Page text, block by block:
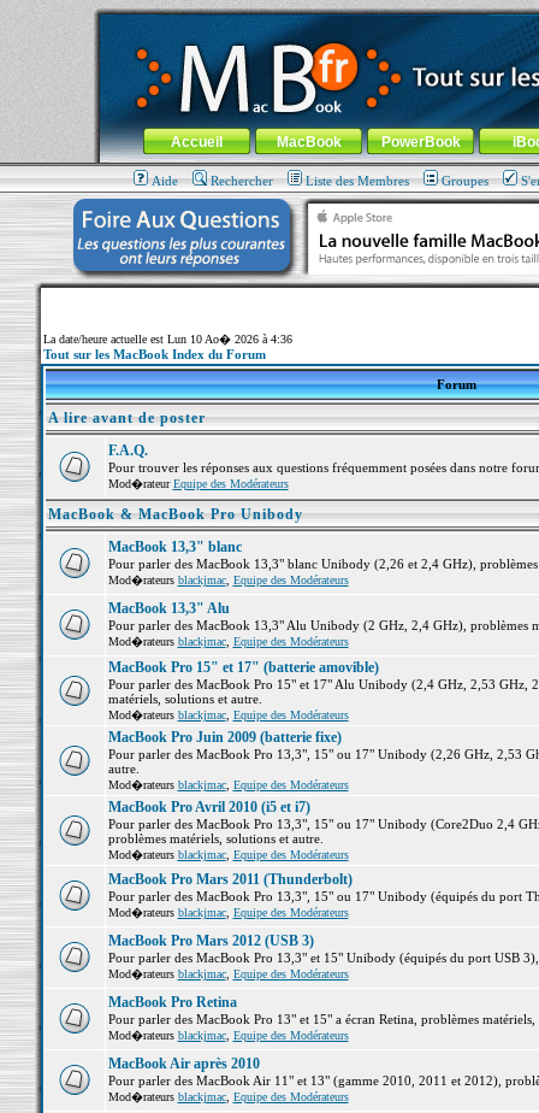
MacBook-fr.com : 100% Apple... 100% nomade !
Aller au contenu-Aller au menu général-Aller au menu de
Menu général
Accueil MacBook PowerBook
Aide Rechercher Liste des Membres Groupes
La date/heure actuelle est Lun 10 Ao� 2026 à 4:36
Tout sur les MacBook Index du Forum
Forum
A lire avant de poster
F.A.Q.
Pour trouver les réponses aux questions fréquemment posées dans notre
Mod�rateurEquipe des Modérateurs
MacBook & MacBook Pro Unibody
MacBook 13,3" blanc
Pour parler des MacBook 13,3" blanc Unibody (2,26 et 2,4 GHz),
Mod�rateurs blackjmac, Equipe des Modérateurs
MacBook 13,3" Alu
Pour parler des MacBook 13,3" Alu Unibody (2 GHz, 2,4 GHz), problèmes
Mod�rateurs blackjmac, Equipe des Modérateurs
MacBook Pro 15" et 17" (batterie amovible)
Pour parler des MacBook Pro 15" et 17" Alu Unibody (2,4 GHz, 2,53 GHz,
matériels, solutions et autre.
Mod�rateurs blackjmac, Equipe des Modérateurs
MacBook Pro Juin 2009 (batterie fixe)
Pour parler des MacBook Pro 13,3", 15" ou 17" Unibody (2,26 GHz, 2,53
autre.
Mod�rateurs blackjmac, Equipe des Modérateurs
MacBook Pro Avril 2010 (i5 et i7)
Pour parler des MacBook Pro 13,3", 15" ou 17" Unibody (Core2Duo 2,4
problèmes matériels, solutions et autre.
Mod�rateurs blackjmac, Equipe des Modérateurs
MacBook Pro Mars 2011 (Thunderbolt)
Pour parler des MacBook Pro 13,3", 15" ou 17" Unibody (équipés du port
Mod�rateurs blackjmac, Equipe des Modérateurs
MacBook Pro Mars 2012 (USB 3)
Pour parler des MacBook Pro 13,3" et 15" Unibody (équipés du port USB
Mod�rateurs blackjmac, Equipe des Modérateurs
MacBook Pro Retina
Pour parler des MacBook Pro 13" et 15" a écran Retina, problèmes matériels,
Mod�rateurs blackjmac, Equipe des Modérateurs
MacBook Air après 2010
Pour parler des MacBook Air 11" et 13" (gamme 2010, 2011 et 2012),
Mod�rateurs blackjmac, Equipe des Modérateurs